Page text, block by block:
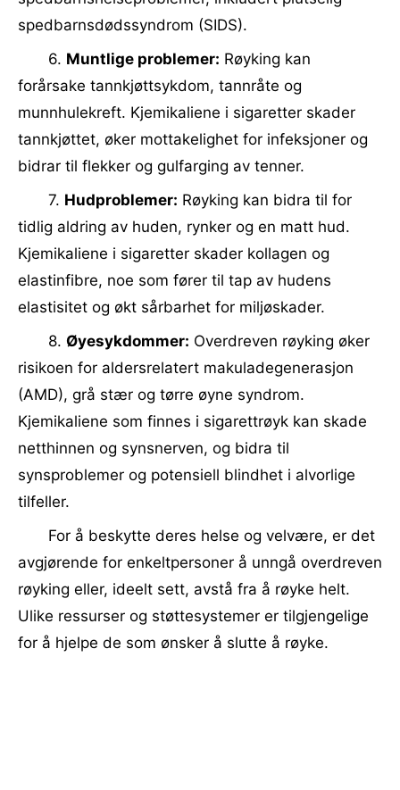
spedbarnsdødssyndrom (SIDS).
6. Muntlige problemer: Røyking kan
forårsake tannkjøttsykdom, tannråte og
munnhulekreft. Kjemikaliene i sigaretter skader
tannkjøttet, øker mottakelighet for infeksjoner og
bidrar til flekker og gulfarging av tenner.
7. Hudproblemer: Røyking kan bidra til for
tidlig aldring av huden, rynker og en matt hud.
Kjemikaliene i sigaretter skader kollagen og
elastinfibre, noe som fører til tap av hudens
elastisitet og økt sårbarhet for miljøskader.
8. Øyesykdommer: Overdreven røyking øker
risikoen for aldersrelatert makuladegenerasjon
(AMD), grå stær og tørre øyne syndrom.
Kjemikaliene som finnes i sigarettrøyk kan skade
netthinnen og synsnerven, og bidra til
synsproblemer og potensiell blindhet i alvorlige
tilfeller.
For å beskytte deres helse og velvære, er det
avgjørende for enkeltpersoner å unngå overdreven
røyking eller, ideelt sett, avstå fra å røyke helt.
Ulike ressurser og støttesystemer er tilgjengelige
for å hjelpe de som ønsker å slutte å røyke.